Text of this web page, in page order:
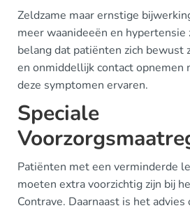
Zeldzame maar ernstige
meer waanideeën en
belang dat patiënten zich bewust
en onmiddellijk contact opnemen
deze symptomen ervaren.
Speciale
Patiënten met een verminderde
moeten extra voorzichtig zijn bij
Contrave. Daarnaast is het